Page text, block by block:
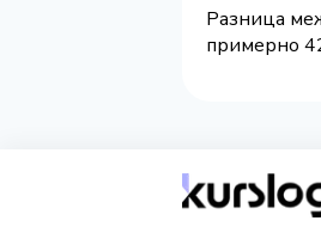
Разница
примерно